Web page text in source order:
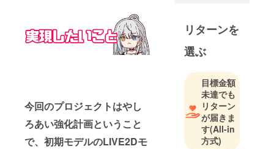
今回のプロジェクトはやし
ろあい強化計画ということ
で、初期モデルのLIVE2Dモ
ルで活躍し
リターンを
選ぶ
目標金額
未達でも
リターン
が届きま
す(All-in
方式)